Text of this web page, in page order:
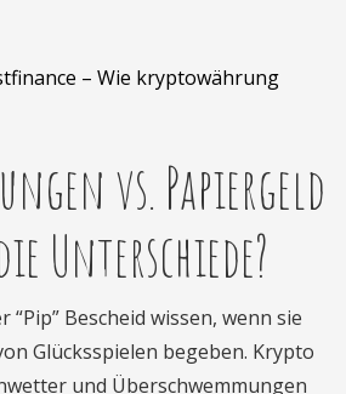
– Wie kryptowährung
vs. Papiergeld
Unterschiede?
“Pip” Bescheid wissen, wenn sie
Glücksspielen begeben. Krypto
und Überschwemmungen